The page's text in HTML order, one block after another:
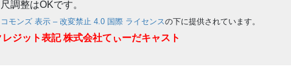
調整はOKです。
モンズ 表示 – 改変禁止 4.0 国際 ライセンスの下に提供されています。
ジット表記 株式会社てぃーだキャスト